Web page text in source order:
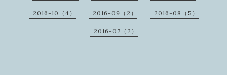
2016-10（4） 2016-09（2） 2016-08（5）
2016-07（2）